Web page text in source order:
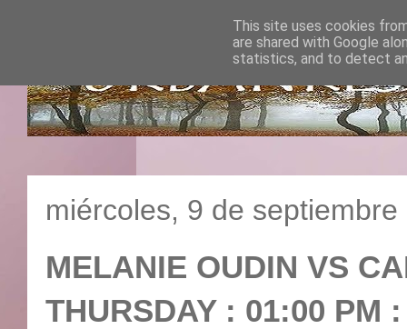
miércoles, 9 de septiembre
MELANIE OUDIN VS
THURSDAY : 01:00 PM
This site uses cookies
are shared with Google
statistics, and to detect